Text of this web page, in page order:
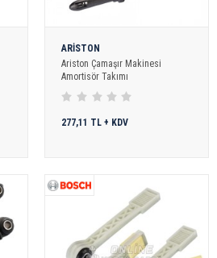
ARİSTON
Ariston Çamaşır Makinesi
Amortisör Takımı
277,11 TL + KDV